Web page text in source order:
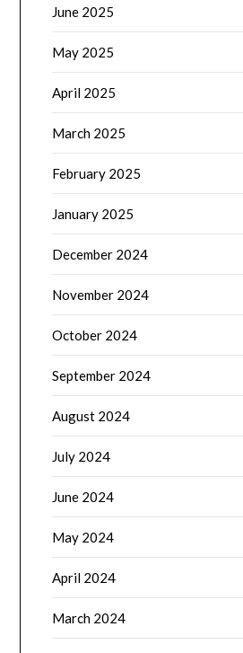
June 2025
May 2025
April 2025
March 2025
February 2025
January 2025
December 2024
November 2024
October 2024
September 2024
August 2024
July 2024
June 2024
May 2024
April 2024
March 2024